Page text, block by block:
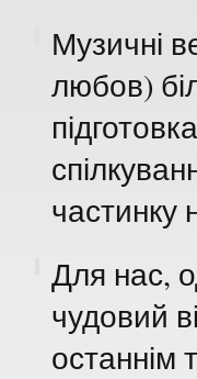
Музичні
любов)
частинку
Для нас,
чудовий
останнім